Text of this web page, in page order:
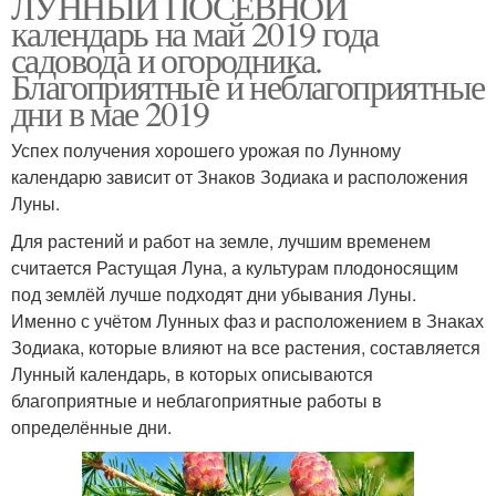
календарь на май 2019 года
садовода и огородника.
Благоприятные и неблагоприятные
дни в мае 2019
Успех получения хорошего урожая по Лунному
календарю зависит от Знаков Зодиака и расположения
Луны.
Для растений и работ на земле, лучшим временем
считается Растущая Луна, а культурам плодоносящим
под землёй лучше подходят дни убывания Луны.
Именно с учётом Лунных фаз и расположением в Знаках
Зодиака, которые влияют на все растения, составляется
Лунный календарь, в которых описываются
благоприятные и неблагоприятные работы в
определённые дни.